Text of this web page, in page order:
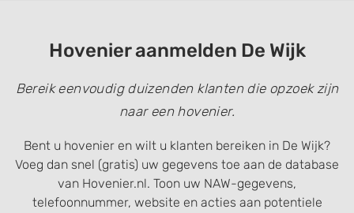
Hovenier aanmelden De Wijk
Bereik eenvoudig duizenden klanten die opzoek zijn
naar een hovenier.
Bent u hovenier en wilt u klanten bereiken in De Wijk?
Voeg dan snel (gratis) uw gegevens toe aan de database
van Hovenier.nl. Toon uw NAW-gegevens,
telefoonnummer, website en acties aan potentiele